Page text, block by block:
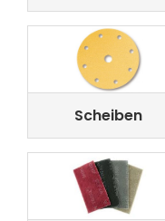
Scheiben